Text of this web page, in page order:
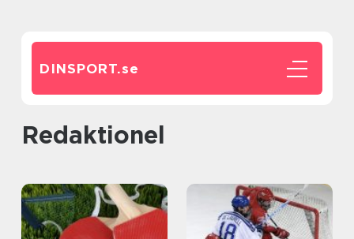
DINSPORT.se
redaktionel